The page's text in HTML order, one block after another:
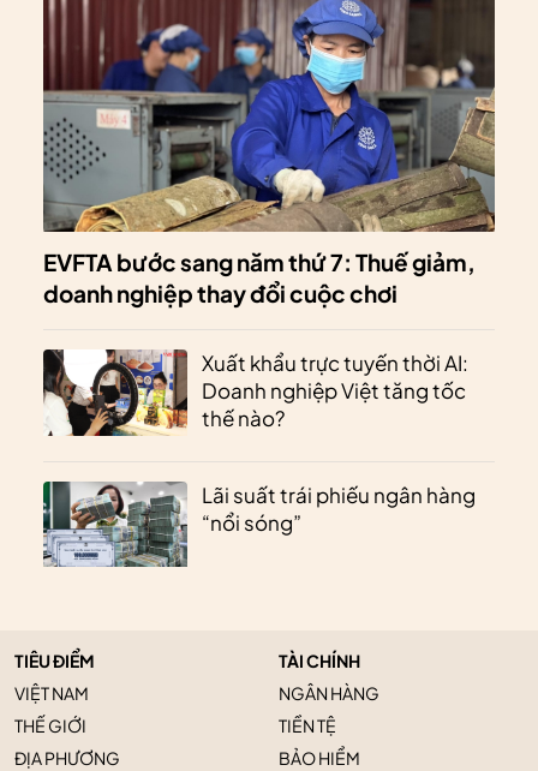
EVFTA bước sang năm thứ 7: Thuế giảm,
doanh nghiệp thay đổi cuộc chơi
Xuất khẩu trực tuyến thời AI:
Doanh nghiệp Việt tăng tốc
thế nào?
Lãi suất trái phiếu ngân hàng
“nổi sóng”
TIÊU ĐIỂM
VIỆT NAM
THẾ GIỚI
ĐỊA PHƯƠNG
TÀI CHÍNH
NGÂN HÀNG
TIỀN TỆ
BẢO HIỂM